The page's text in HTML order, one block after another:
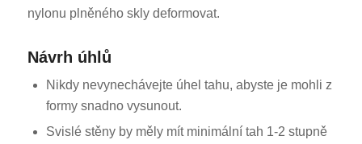
nylonu plněného skly deformovat.
Návrh úhlů
Nikdy nevynechávejte úhel tahu, abyste je mohli z
formy snadno vysunout.
Svislé stěny by měly mít minimální tah 1-2 stupně
ES_MX